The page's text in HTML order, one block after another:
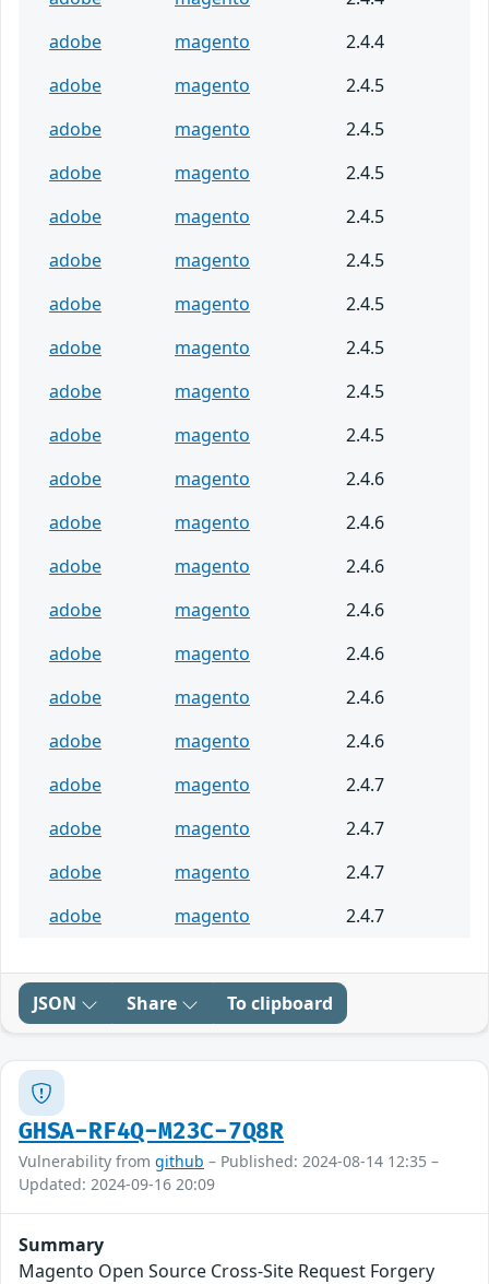
adobe
magento
2.4.4
adobe
magento
2.4.5
adobe
magento
2.4.5
adobe
magento
2.4.5
adobe
magento
2.4.5
adobe
magento
2.4.5
adobe
magento
2.4.5
adobe
magento
2.4.5
adobe
magento
2.4.5
adobe
magento
2.4.5
adobe
magento
2.4.6
adobe
magento
2.4.6
adobe
magento
2.4.6
adobe
magento
2.4.6
adobe
magento
2.4.6
adobe
magento
2.4.6
adobe
magento
2.4.6
adobe
magento
2.4.7
adobe
magento
2.4.7
adobe
magento
2.4.7
adobe
magento 2.4.7
JSON Share To clipboard
GHSA-RF4Q-M23C-7Q8R
Vulnerability from github – Published: 2024-08-14 12:35 –
Updated: 2024-09-16 20:09
Summary
Magento Open Source Cross-Site Request Forgery